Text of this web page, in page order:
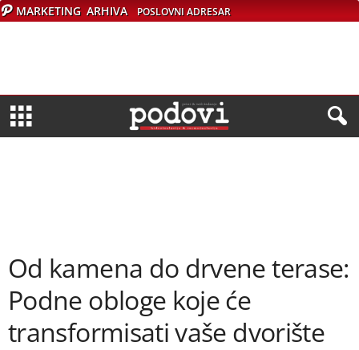
MARKETING ARHIVA POSLOVNI ADRESAR
Od kamena do drvene terase:
Podne obloge koje će
transformisati vaše dvorište